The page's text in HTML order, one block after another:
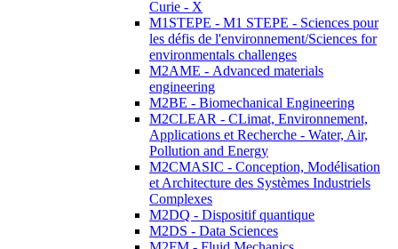
Curie - X
M1STEPE - M1 STEPE - Sciences pour
les défis de l'environnement/Sciences for
environmentals challenges
M2AME - Advanced materials
engineering
M2BE - Biomechanical Engineering
M2CLEAR - CLimat, Environnement,
Applications et Recherche - Water, Air,
Pollution and Energy
M2CMASIC - Conception, Modélisation
et Architecture des Systèmes Industriels
Complexes
M2DQ - Dispositif quantique
M2DS - Data Sciences